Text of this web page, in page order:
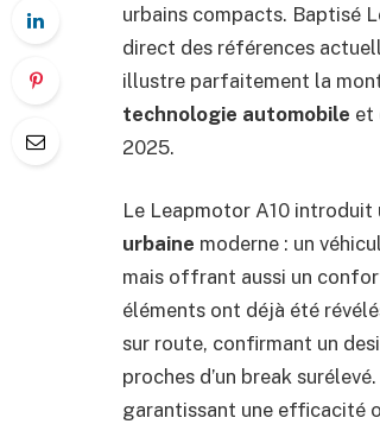
urbains compacts. Baptisé
direct des références
illustre parfaitement la
technologie automobile et
2025.
Le Leapmotor A10 introduit
urbaine moderne : un
mais offrant aussi un
éléments ont déjà été
sur route, confirmant un
proches d’un break
garantissant une efficacité